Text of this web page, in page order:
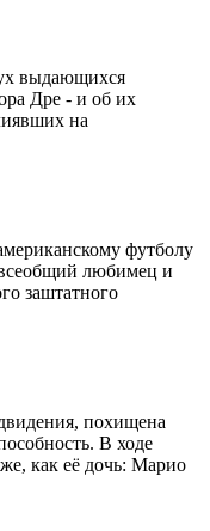
выдающихся
Дре - и об их
на
футболу
любимец и
заштатного
похищена
В ходе
как её дочь: Марио